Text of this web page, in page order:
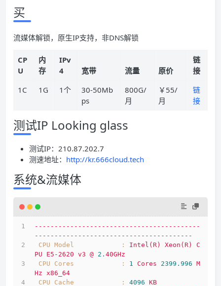
买
流媒体解锁，原生IP支持，非DNS解锁
CP
U
内
存
IPv
4
宽带 流量 原价
链
接
1C
1G 1个
30-50Mb
ps
800G/
月
￥55/
月
链
接
测试IP Looking glass
测试IP：210.87.202.7
测速地址： http://kr.666cloud.tech
系统&流媒体
------------------------------------------
----------------------------------------
CPU Model            :
Intel(R) Xeon(R)
C
PU
E5-2620 v3 @ 2. 40GHz
CPU Cores            :
1 Cores 2399.996 M
Hz
x86_64
CPU Cache            :
4096 KB